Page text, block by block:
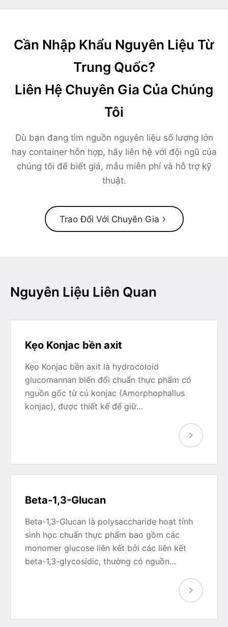
Cần Nhập Khẩu Nguyên Liệu Từ
Trung Quốc?
Liên Hệ Chuyên Gia Của Chúng
Tôi
Dù bạn đang tìm nguồn nguyên liệu số lượng lớn
hay container hỗn hợp, hãy liên hệ với đội ngũ của
chúng tôi để biết giá, mẫu miễn phí và hỗ trợ kỹ
thuật.
Trao Đổi Với Chuyên Gia
Nguyên Liệu Liên Quan
Kẹo Konjac bền axit
Kẹo Konjac bền axit là hydrocoloid
glucomannan biến đổi chuẩn thực phẩm có
nguồn gốc từ củ konjac (Amorphophallus
konjac), được thiết kế để giữ…
Beta-1,3-Glucan
Beta-1,3-Glucan là polysaccharide hoạt tính
sinh học chuẩn thực phẩm bao gồm các
monomer glucose liên kết bởi các liên kết
beta-1,3-glycosidic, thường có nguồn…